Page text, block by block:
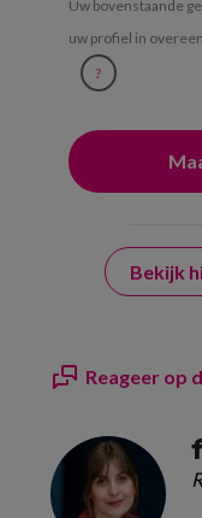
Uw bovenstaande
uw profiel in
?
Bekijk
Reageer op